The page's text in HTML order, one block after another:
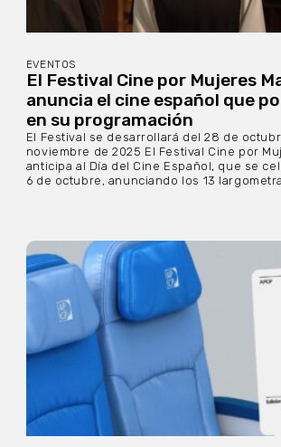
EVENTOS
El Festival Cine por Mujeres
anuncia el cine español que
en su programación
El Festival se desarrollará del 28 de
noviembre de 2025 El Festival Cine por
anticipa al Día del Cine Español, que se
6 de octubre, anunciando los 13